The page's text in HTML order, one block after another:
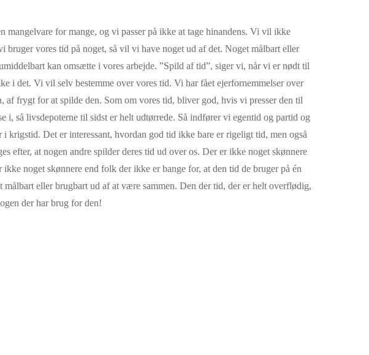
for mange, og vi passer på ikke at tage hinandens. Vi vil ikke
vores tid på noget, så vil vi have noget ud af det. Noget målbart eller
kan omsætte i vores arbejde. ”Spild af tid”, siger vi, når vi er nødt til
i det. Vi vil selv bestemme over vores tid. Vi har fået ejerfornemmelser over
frygt for at spilde den. Som om vores tid, bliver god, hvis vi presser den til
så livsdepoterne til sidst er helt udtørrede. Så indfører vi egentid og partid og
Det er interessant, hvordan god tid ikke bare er rigeligt tid, men også
at nogen andre spilder deres tid ud over os. Der er ikke noget skønnere
noget skønnere end folk der ikke er bange for, at den tid de bruger på én
eller brugbart ud af at være sammen. Den der tid, der er helt overflødig,
der har brug for den!